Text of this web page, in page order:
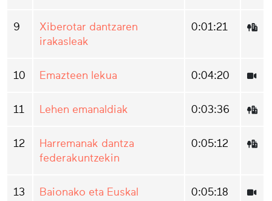
9
Xiberotar dantzaren
irakasleak
0:01:21
10 Emazteen lekua 0:04:20
11 Lehen emanaldiak 0:03:36
12
Harremanak dantza
federakuntzekin
0:05:12
13
Baionako eta Euskal
0:05:18